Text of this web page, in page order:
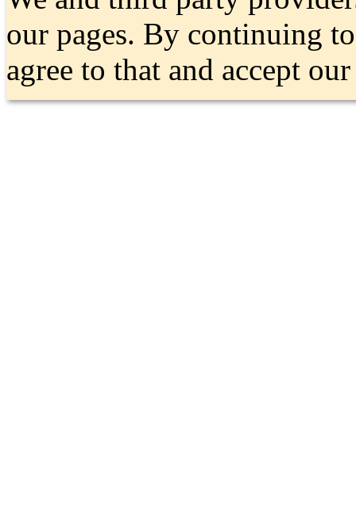
our pages. By continuing
agree to that and accept